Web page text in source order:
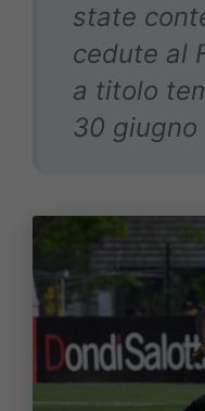
state
cedute al
a titolo
30 giugno